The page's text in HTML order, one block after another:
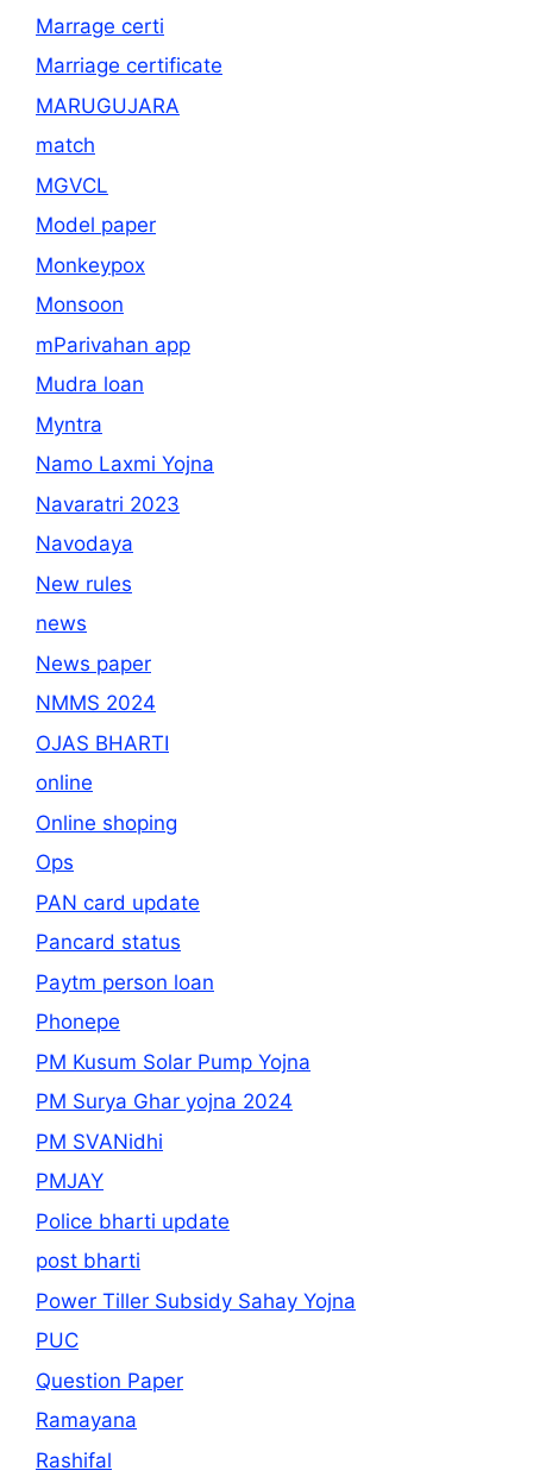
Marrage certi
Marriage certificate
MARUGUJARA
match
MGVCL
Model paper
Monkeypox
Monsoon
mParivahan app
Mudra loan
Myntra
Namo Laxmi Yojna
Navaratri 2023
Navodaya
New rules
news
News paper
NMMS 2024
OJAS BHARTI
online
Online shoping
Ops
PAN card update
Pancard status
Paytm person loan
Phonepe
PM Kusum Solar Pump Yojna
PM Surya Ghar yojna 2024
PM SVANidhi
PMJAY
Police bharti update
post bharti
Power Tiller Subsidy Sahay Yojna
PUC
Question Paper
Ramayana
Rashifal